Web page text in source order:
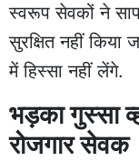
स्वरूप सेवकों ने
सुरक्षित नहीं किया
में हिस्सा नहीं लेंगे.
भड़का गुस्सा
रोजगार सेवक